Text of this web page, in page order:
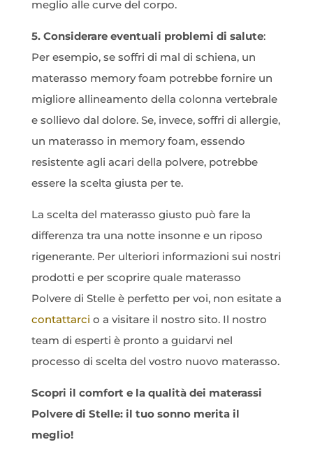
meglio alle curve del corpo.
5. Considerare eventuali problemi di salute:
Per esempio, se soffri di mal di schiena, un
materasso memory foam potrebbe fornire un
migliore allineamento della colonna vertebrale
e sollievo dal dolore. Se, invece, soffri di allergie,
un materasso in memory foam, essendo
resistente agli acari della polvere, potrebbe
essere la scelta giusta per te.
La scelta del materasso giusto può fare la
differenza tra una notte insonne e un riposo
rigenerante. Per ulteriori informazioni sui nostri
prodotti e per scoprire quale materasso
Polvere di Stelle è perfetto per voi, non esitate a
contattarci o a visitare il nostro sito. Il nostro
team di esperti è pronto a guidarvi nel
processo di scelta del vostro nuovo materasso.
Scopri il comfort e la qualità dei materassi
Polvere di Stelle: il tuo sonno merita il
meglio!